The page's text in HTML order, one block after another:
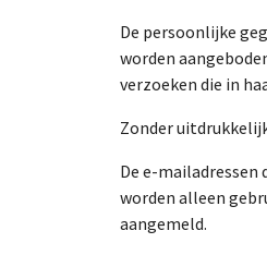
De persoonlijke
worden
verzoeken die in
Zonder
De e-
worden alleen
aangemeld.